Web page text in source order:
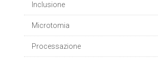
Inclusione
Microtomia
Processazione